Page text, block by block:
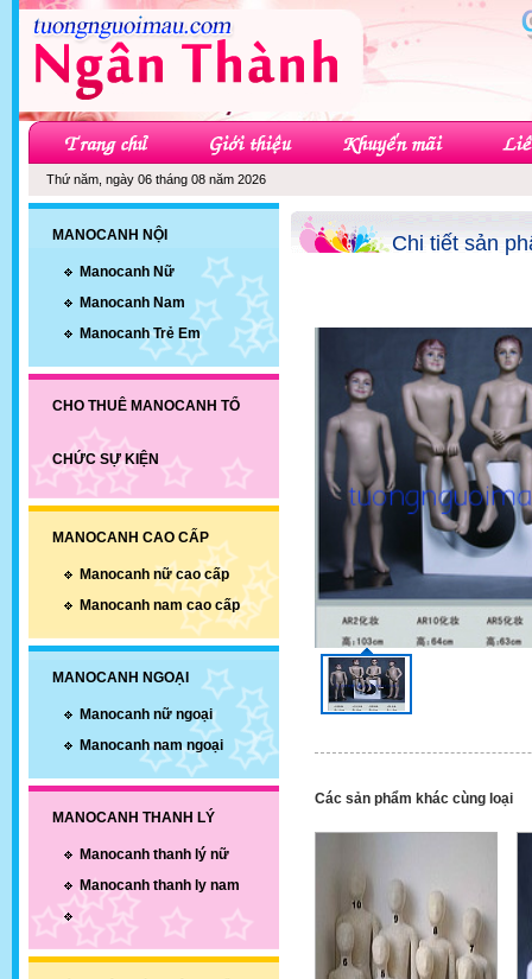
Thứ năm, ngày 06 tháng 08 năm 2026
MANOCANH NỘI
Manocanh Nữ
Manocanh Nam
Manocanh Trẻ Em
CHO THUÊ MANOCANH TỔ
CHỨC SỰ KIỆN
MANOCANH CAO CẤP
Manocanh nữ cao cấp
Manocanh nam cao cấp
MANOCANH NGOẠI
Manocanh nữ ngoại
Manocanh nam ngoại
MANOCANH THANH LÝ
Manocanh thanh lý nữ
Manocanh thanh ly nam
Chi tiết sản
Các sản phẩm khác cùng loại